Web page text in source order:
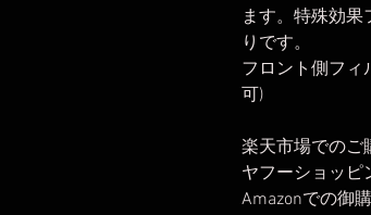
ます。特殊効
りです。
フロント側フィ
可)
楽天市場でのご
ヤフーショッピ
Amazonでの御